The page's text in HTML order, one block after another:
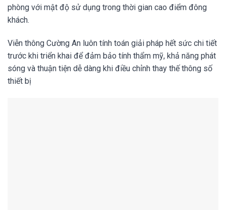
phòng với mật độ sử dụng trong thời gian cao điểm đông
khách.
Viễn thông Cường An luôn tính toán giải pháp hết sức chi tiết
trước khi triển khai để đảm bảo tính thẩm mỹ, khả năng phát
sóng và thuận tiện dễ dàng khi điều chỉnh thay thế thông số
thiết bị